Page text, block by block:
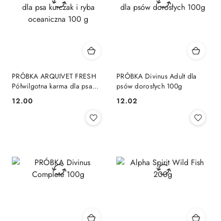
PRÓBKA ARQUIVET FRESH
Półwilgotna karma dla psa
kurczak i ryba oceaniczna 100
g
Cena:
12.00
PRÓBKA Divinus Adult dla
psów dorosłych 100g
Cena:
12.02